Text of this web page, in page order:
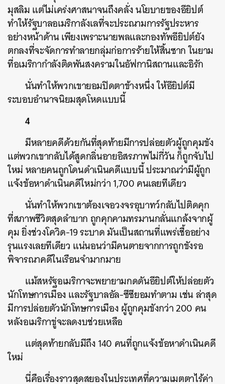
มุสลิม แต่ไม่เคร่งศาสนาจนถึงคลั่ง นโยบายของอียิปต์
ทำให้รัฐบาลอเมริกาลังเลที่จะประณามการรัฐประหาร
อย่างหน้าด้าน เพียงเพราะนายพลและกองทัพอียิปต์ยัง
ตกลงที่จะจัดการทำลายกลุ่มก่อการร้ายให้สิ้นซาก ในยาม
ที่อเมริกากำลังติดพันสงครามในอัฟกานิสถานและอิรัก
นั่นทำให้พวกเขายอมปิดตาข้างหนึ่ง ให้อียิปต์มี
ระบอบอำนาจนิยมสุดโหดแบบนี้
4
มีหลายคดีด้วยกันที่สุดท้ายมีการปล่อยตัวผู้ถูกคุมขัง
แต่พวกเขากลับได้สูดกลิ่นอายอิสรภาพไม่กี่วัน ก็ถูกจับไป
ใหม่ หลายคนถูกโดนดำเนินคดีแบบนี้ ประมาณว่ามีผู้ถูก
แจ้งข้อหาดำเนินคดีใหม่กว่า 1,700 คนเลยทีเดียว
นั่นทำให้พวกเขาต้องเจอวงจรอุบาทว์กลับไปติดคุก
ที่สภาพชีวิตสุดลำบาก ถูกคุกคามทรมานกลั่นแกล้งจากผู้
คุม ยิ่งช่วงโควิด-19 ระบาด มันเป็นสถานที่แพร่เชื้ออย่าง
รุนแรงเลยทีเดียว แน่นอนว่ามีคนตายจากการถูกขังรอ
พิจารณาคดีในเรือนจำมากมาย
แม้สหรัฐอเมริกาจะพยายามกดดันอียิปต์ให้ปล่อยตัว
นักโทษการเมือง และรัฐบาลอัล-ซีซียอมทำตาม เช่น ล่าสุด
มีการปล่อยตัวนักโทษการเมือง ผู้ถูกคุมขังกว่า 200 คน
หลังอเมริกาขู่จะลดงบช่วยเหลือ
แต่สุดท้ายกลับมีถึง 140 คนที่ถูกแจ้งข้อหาดำเนินคดี
ใหม่
นี่คือเรื่องราวสุดสยองในประเทศที่ความเมตตาไร้ค่า